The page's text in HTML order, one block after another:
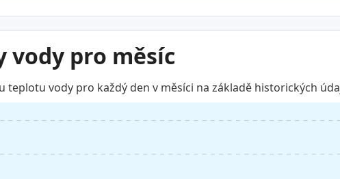
vody pro měsíc
teplotu vody pro každý den v měsíci na základě historických